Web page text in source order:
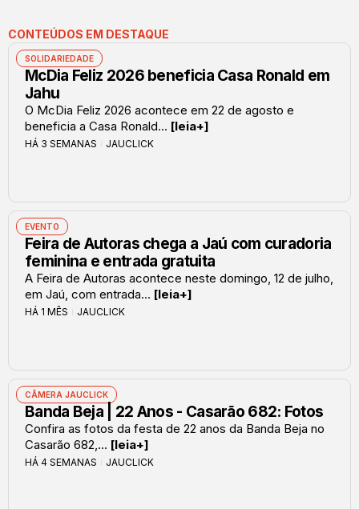
CONTEÚDOS EM DESTAQUE
SOLIDARIEDADE
McDia Feliz 2026 beneficia Casa Ronald em
Jahu
O McDia Feliz 2026 acontece em 22 de agosto e
beneficia a Casa Ronald... [leia+]
HÁ 3 SEMANAS JAUCLICK
EVENTO
Feira de Autoras chega a Jaú com curadoria
feminina e entrada gratuita
A Feira de Autoras acontece neste domingo, 12 de julho,
em Jaú, com entrada... [leia+]
HÁ 1 MÊS JAUCLICK
CÂMERA JAUCLICK
Banda Beja | 22 Anos - Casarão 682: Fotos
Confira as fotos da festa de 22 anos da Banda Beja no
Casarão 682,... [leia+]
HÁ 4 SEMANAS JAUCLICK